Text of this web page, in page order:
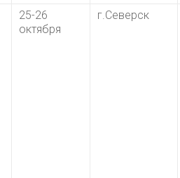
25-26
октября
г.Северск